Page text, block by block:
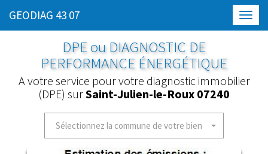
GEODIAG 43 07
DPE ou DIAGNOSTIC DE
PERFORMANCE ÉNERGÉTIQUE
A votre service pour votre diagnostic immobilier
(DPE) surSaint-Julien-le-Roux 07240
Sélectionnez la commune de votre bien